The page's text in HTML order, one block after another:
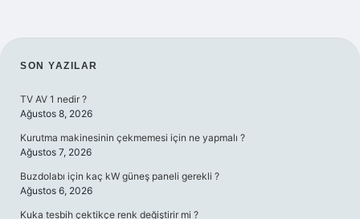
SIDEBAR
SON YAZILAR
TV AV 1 nedir ?
Ağustos 8, 2026
Kurutma makinesinin çekmemesi için ne yapmalı ?
Ağustos 7, 2026
Buzdolabı için kaç kW güneş paneli gerekli ?
Ağustos 6, 2026
Kuka tesbih çektikçe renk değiştirir mi ?